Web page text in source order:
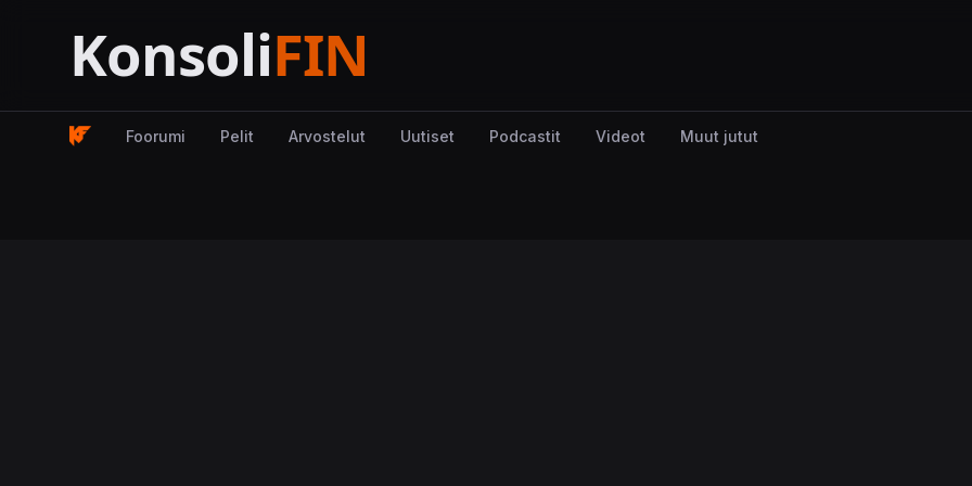
Foorumi Pelit Arvostelut Uutiset Podcastit Videot Muut jutut